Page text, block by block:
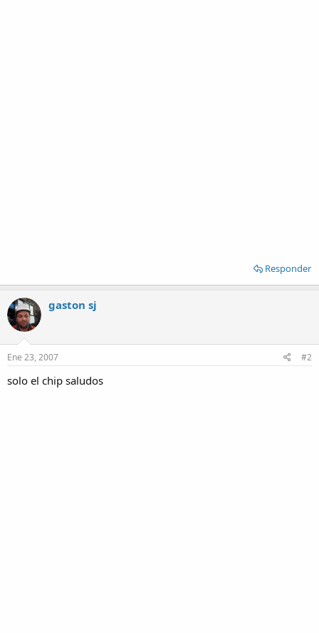
Responder
gaston sj
Ene 23, 2007 #2
solo el chip saludos